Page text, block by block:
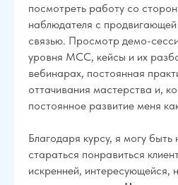
посмотреть работу со
наблюдателя с
связью. Просмотр демо-
уровня МСС, кейсы и их
вебинарах, постоянная
оттачивания мастерства и,
постоянное развитие меня
Благодаря курсу, я могу
стараться понравиться
искренней, интересующейся,